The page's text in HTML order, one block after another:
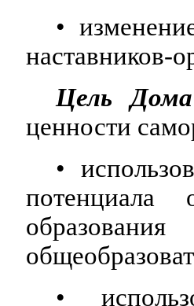
•
наставников-
Цель Дома
ценности
•
потенциала
•